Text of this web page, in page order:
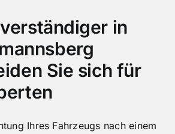
in
Sie sich für
Ihres Fahrzeugs nach einem